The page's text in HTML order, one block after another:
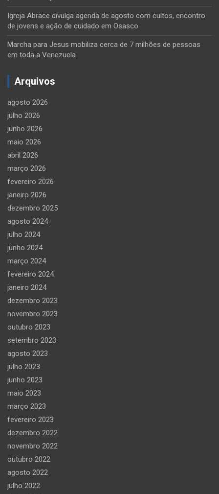
Igreja Abrace divulga agenda de agosto com cultos, encontro
de jovens e ação de cuidado em Osasco
Marcha para Jesus mobiliza cerca de 7 milhões de pessoas
em toda a Venezuela
Arquivos
agosto 2026
julho 2026
junho 2026
maio 2026
abril 2026
março 2026
fevereiro 2026
janeiro 2026
dezembro 2025
agosto 2024
julho 2024
junho 2024
março 2024
fevereiro 2024
janeiro 2024
dezembro 2023
novembro 2023
outubro 2023
setembro 2023
agosto 2023
julho 2023
junho 2023
maio 2023
março 2023
fevereiro 2023
dezembro 2022
novembro 2022
outubro 2022
agosto 2022
julho 2022